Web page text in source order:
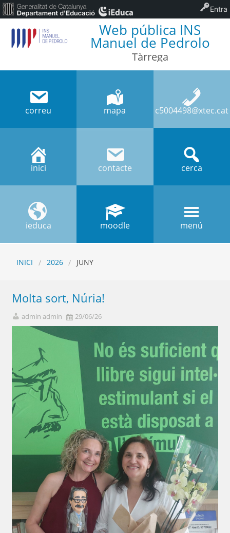
Web pública INS
Manuel de Pedrolo
Tàrrega
correu mapa c5004498@xtec.cat
inici contacte cerca
ieduca moodle menú
INICI 2026 JUNY
Molta sort, Núria!
admin admin 29/06/26
Entra